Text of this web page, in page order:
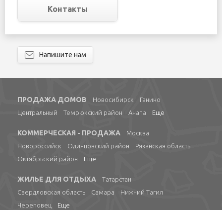
Контакты
Напишите нам
ПРОДАЖА ДОМОВ Новосибирск
Ганино
Центральный
Темрюкский район Анапа Еще
КОММЕРЧЕСКАЯ - ПРОДАЖА
Москва
Новороссийск
Одинцовский район
Рязанская область
Октябрьский район
Еще
ЖИЛЬЕ ДЛЯ ОТДЫХА
Татарстан
Свердловская область
Самара
Нижний Тагил
Череповец
Еще